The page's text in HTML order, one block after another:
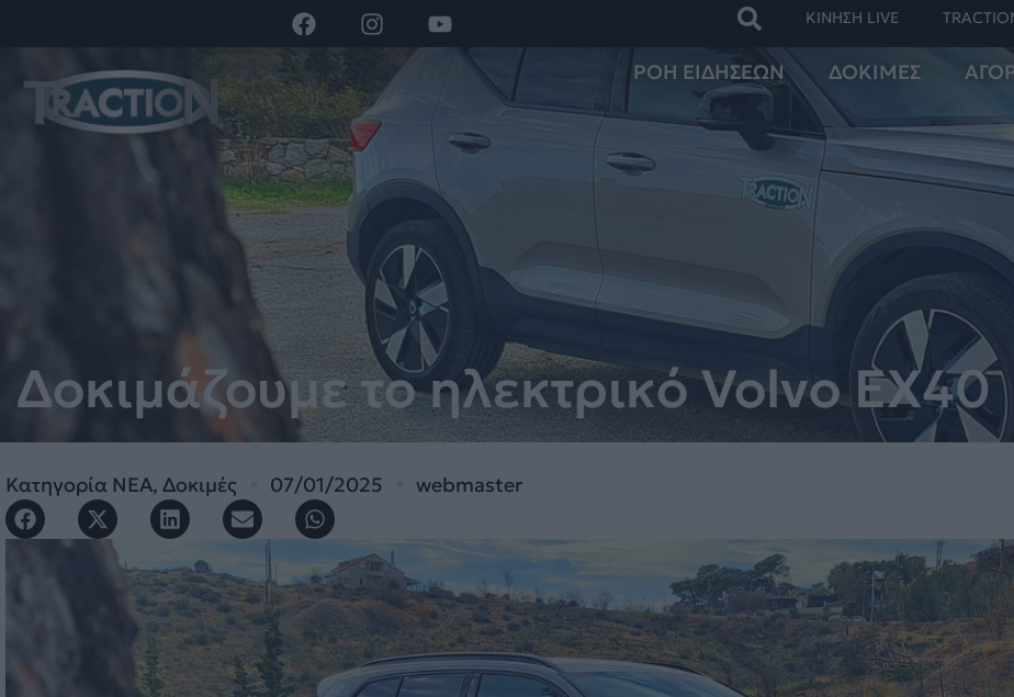
ΚΙΝΗΣΗ LIVE
ΡΟΗ ΕΙΔΗΣΕΩΝ ΔΟΚΙΜΕΣ
Δοκιμάζουμε το ηλεκτρικό Volvo EX40
Κατηγορία ΝΕΑ, Δοκιμές 07/01/2025 webmaster